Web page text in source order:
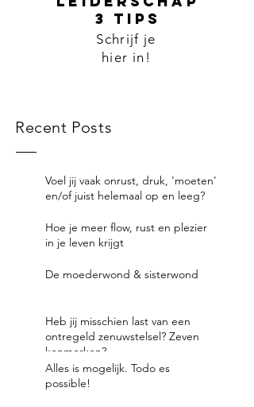
3 tips
Schrijf je
hier in!
Recent Posts
Voel jij vaak onrust, druk, 'moeten'
en/of juist helemaal op en leeg?
Hoe je meer flow, rust en plezier
in je leven krijgt
De moederwond & sisterwond
Heb jij misschien last van een
ontregeld zenuwstelsel? Zeven
kenmerken?
Alles is mogelijk. Todo es
possible!